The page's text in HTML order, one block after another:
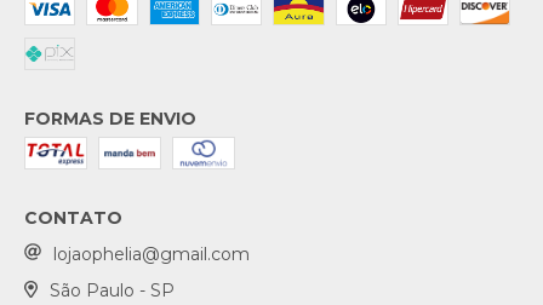
FORMAS DE ENVIO
CONTATO
lojaophelia@gmail.com
São Paulo - SP